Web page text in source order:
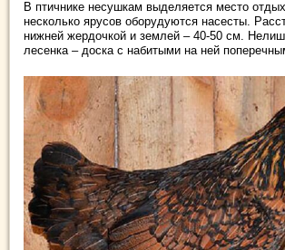
В птичнике несушкам выделяется место
несколько ярусов оборудуются насесты.
нижней жердочкой и землей – 40-50 см.
лесенка – доска с набитыми на ней